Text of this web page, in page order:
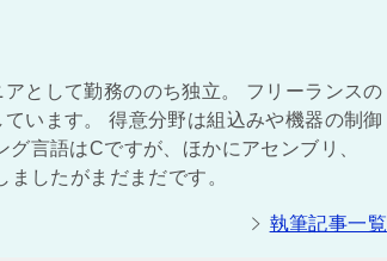
として勤務ののち独立。 フリーランスの
います。 得意分野は組込みや機器の制御
言語はCですが、ほかにアセンブリ、
したがまだまだです。
執筆記事一覧